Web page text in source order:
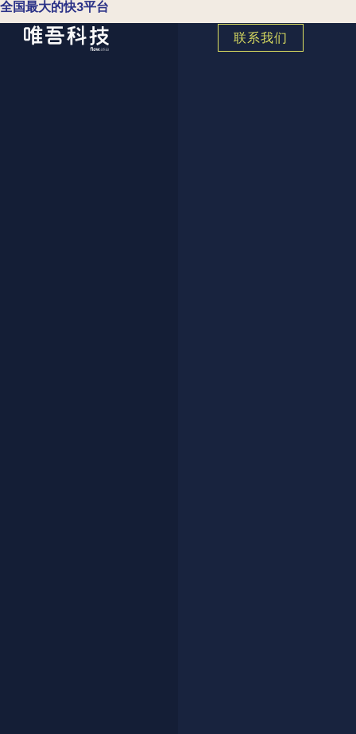
全国最大的快3平台
联系我们